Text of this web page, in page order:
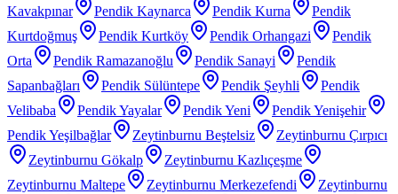
Kavakpınar
Pendik Kaynarca Pendik Kurna
Pendik
Kurtdoğmuş
Pendik Kurtköy Pendik Orhangazi
Pendik
Orta
Pendik Ramazanoğlu Pendik Sanayi
Pendik
Sapanbağları
Pendik Sülüntepe Pendik Şeyhli
Pendik
Velibaba
Pendik Yayalar Pendik Yeni
Pendik Yenişehir
Pendik Yeşilbağlar
Zeytinburnu Beştelsiz
Zeytinburnu Çırpıcı
Zeytinburnu Gökalp
Zeytinburnu Kazlıçeşme
Zeytinburnu Maltepe
Zeytinburnu Merkezefendi
Zeytinburnu